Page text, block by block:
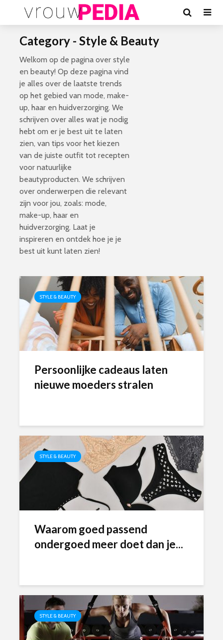
Category - Style & Beauty
Welkom op de pagina over style
en beauty! Op deze pagina vind
je alles over de laatste trends
op het gebied van mode, make-
up, haar en huidverzorging. We
schrijven over alles wat je nodig
hebt om er je best uit te laten
zien, van tips voor het kiezen
van de juiste outfit tot recepten
voor natuurlijke
beautyproducten. We schrijven
over onderwerpen die relevant
zijn voor jou, zoals: mode,
make-up, haar en
huidverzorging. Laat je
inspireren en ontdek hoe je je
best uit kunt laten zien!
STYLE & BEAUTY
Persoonlijke cadeaus laten
nieuwe moeders stralen
STYLE & BEAUTY
Waarom goed passend
ondergoed meer doet dan je...
STYLE & BEAUTY